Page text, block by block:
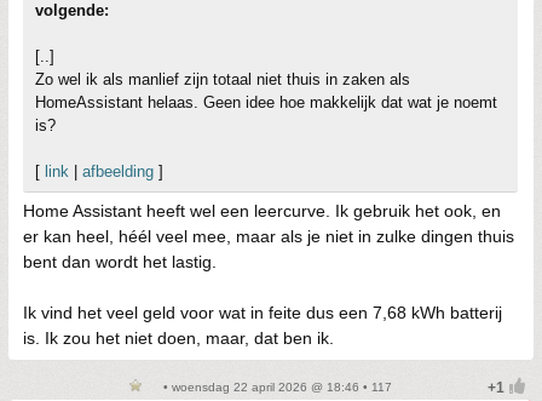
volgende:
[..]
Zo wel ik als manlief zijn totaal niet thuis in zaken als
HomeAssistant helaas. Geen idee hoe makkelijk dat wat je noemt
is?
[ link afbeelding ]
Home Assistant heeft wel een leercurve. Ik gebruik het ook, en
er kan heel, héél veel mee, maar als je niet in zulke dingen thuis
bent dan wordt het lastig.
Ik vind het veel geld voor wat in feite dus een 7,68 kWh batterij
is. Ik zou het niet doen, maar, dat ben ik.
• woensdag 22 april 2026 @ 18:46 • 117